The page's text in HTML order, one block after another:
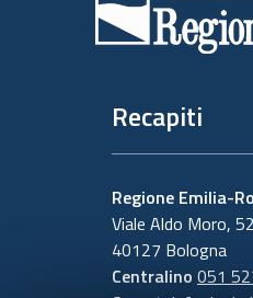
Recapiti
Regione Emilia-
Viale Aldo Moro, 52
40127 Bologna
Centralino 051